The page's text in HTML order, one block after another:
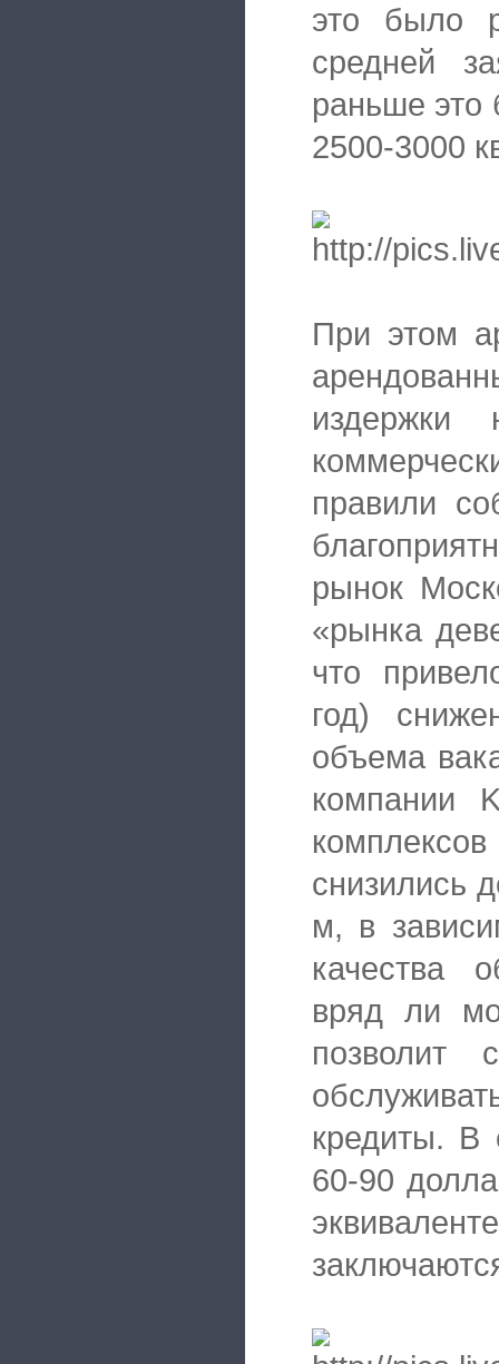
это было
средней
раньше это
2500-3000
При этом
издержки
правили
рынок
«рынка
что
год)
объема
компании
снизились
м, в
качества
вряд ли
позволит
кредиты. В
60-90